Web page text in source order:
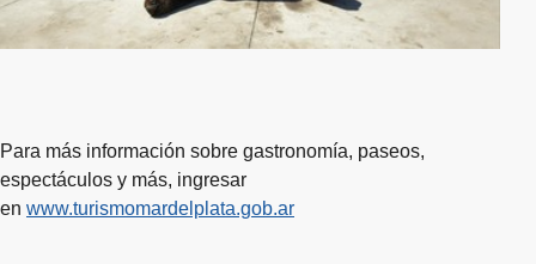
Para más información sobre gastronomía, paseos,
espectáculos y más, ingresar
en www.turismomardelplata.gob.ar